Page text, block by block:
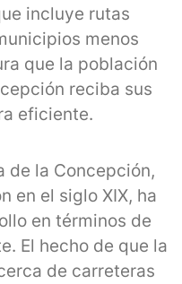
incluye rutas
menos
que la población
reciba sus
eficiente.
de la Concepción,
en el siglo XIX, ha
en términos de
El hecho de que la
de carreteras